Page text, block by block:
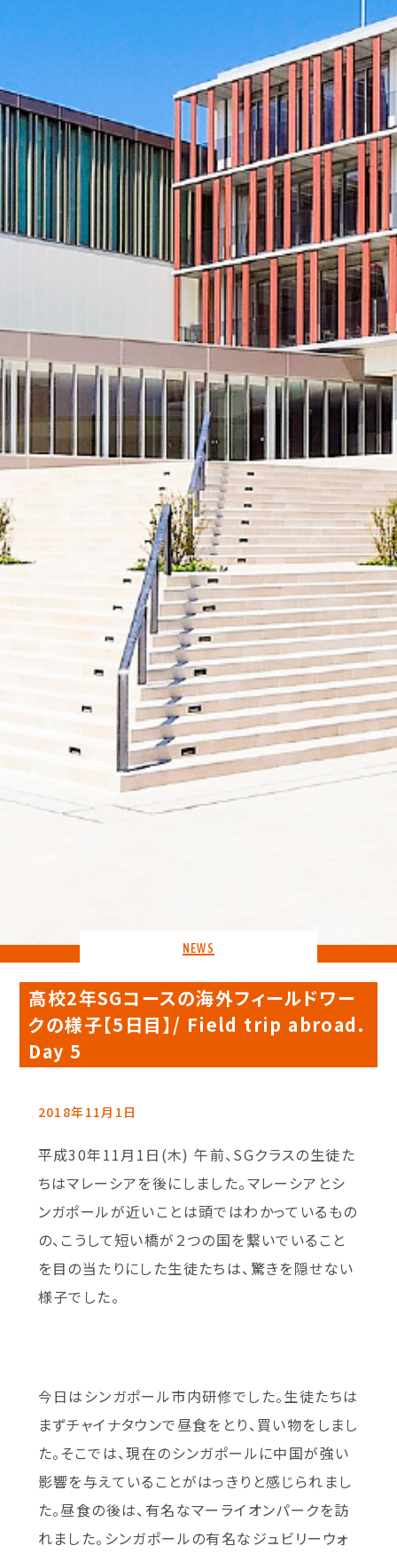
NEWS
高校2年SGコースの海外フィールドワー
クの様子【5日目】/ Field trip abroad.
Day 5
2018年11月1日
平成30年11月1日(木) 午前、SGクラスの生徒た
ちはマレーシアを後にしました。マレーシアとシ
ンガポールが近いことは頭ではわかっているもの
の、こうして短い橋が２つの国を繋いでいること
を目の当たりにした生徒たちは、驚きを隠せない
様子でした。
今日はシンガポール市内研修でした。生徒たちは
まずチャイナタウンで昼食をとり、買い物をしまし
た。そこでは、現在のシンガポールに中国が強い
影響を与えていることがはっきりと感じられまし
た。昼食の後は、有名なマーライオンパークを訪
れました。シンガポールの有名なジュビリーウォ